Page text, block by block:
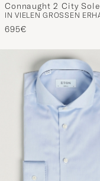
Connaught 2 City Sole
Black Calf
695€